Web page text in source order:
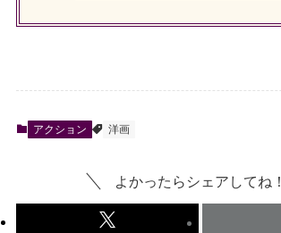
アクション 洋画
よかったらシェアしてね！